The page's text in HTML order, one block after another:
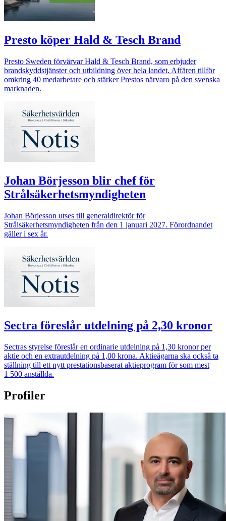
Presto köper Hald & Tesch Brand
Presto Sweden förvärvar Hald & Tesch Brand, som erbjuder
brandskyddstjänster och utbildning över hela landet. Affären tillför
omkring 40 medarbetare och stärker Prestos närvaro på den svenska
marknaden.
Johan Börjesson blir chef för
Strålsäkerhetsmyndigheten
Johan Börjesson utses till generaldirektör för
Strålsäkerhetsmyndigheten från den 1 januari 2027. Förordnandet
gäller i sex år.
Sectra föreslår utdelning på 2,30 kronor
Sectras styrelse föreslår en ordinarie utdelning på 1,30 kronor per
aktie och en extrautdelning på 1,00 krona. Aktieägarna ska också ta
ställning till ett nytt prestationsbaserat aktieprogram för som mest
1 500 anställda.
Profiler